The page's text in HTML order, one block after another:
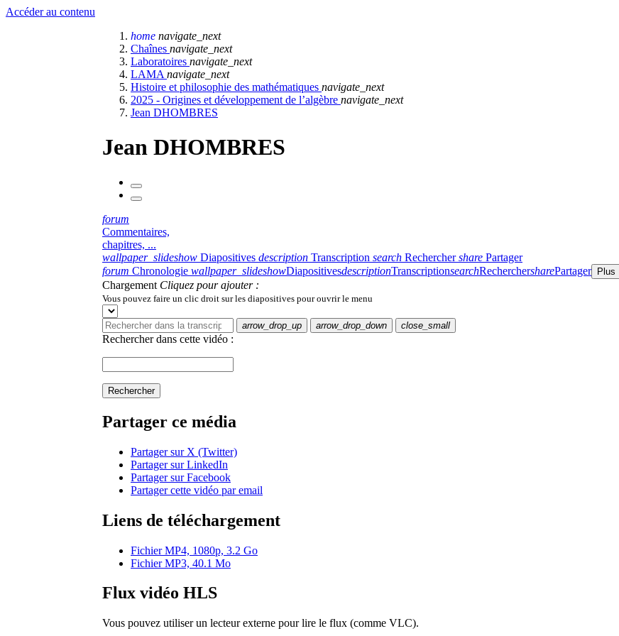
Accéder au contenu
home navigate_next
Chaînes navigate_next
Laboratoires navigate_next
LAMA navigate_next
Histoire et philosophie des mathématiques navigate_next
2025 - Origines et développement de l’algèbre navigate_next
Jean DHOMBRES
Jean DHOMBRES
forum
Commentaires,
chapitres, ...
wallpaper_slideshow Diapositives description Transcription search Rechercher share Partager
forum Chronologie wallpaper_slideshowDiapositivesdescriptionTranscriptionsearchRecherchersharePartager Plus
Chargement Cliquez pour ajouter :
Vous pouvez faire un clic droit sur les diapositives pour ouvrir le menu
arrow_drop_up arrow_drop_down close_small
Rechercher dans cette vidéo :
Rechercher
Partager ce média
Partager sur X (Twitter)
Partager sur LinkedIn
Partager sur Facebook
Partager cette vidéo par email
Liens de téléchargement
Fichier MP4, 1080p, 3.2 Go
Fichier MP3, 40.1 Mo
Flux vidéo HLS
Vous pouvez utiliser un lecteur externe pour lire le flux (comme VLC).